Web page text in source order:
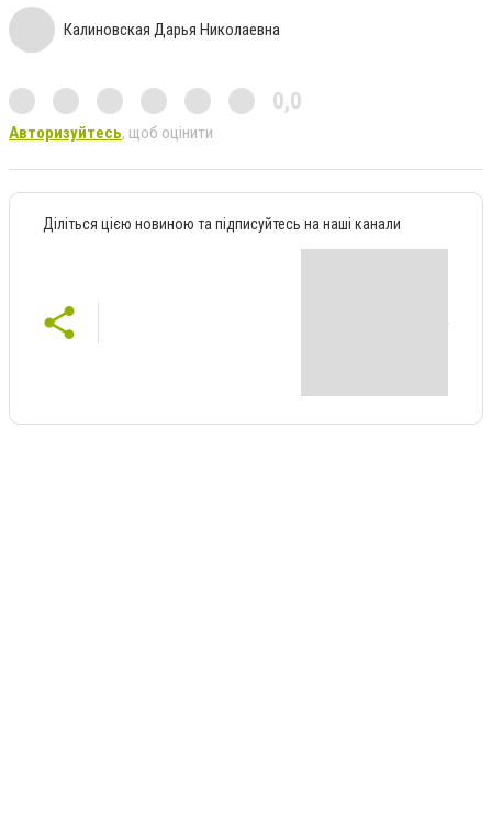
Калиновская Дарья Николаевна
0,0
Авторизуйтесь, щоб оцінити
Діліться цією новиною та підписуйтесь на наші канали